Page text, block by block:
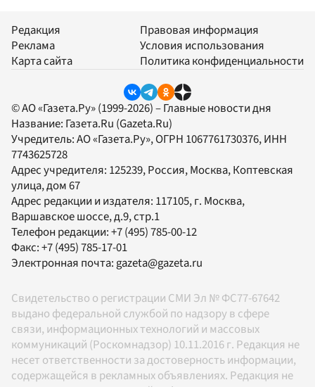
Редакция
Реклама
Карта сайта
Правовая информация
Условия использования
Политика конфиденциальности
© АО «Газета.Ру» (1999-2026) – Главные новости дня
Название: Газета.Ru (Gazeta.Ru)
Учредитель:АО «Газета.Ру», ОГРН 1067761730376, ИНН
7743625728
Адрес учредителя: 125239, Россия, Москва, Коптевская
улица, дом 67
Адрес редакции и издателя: 117105, г. Москва,
Варшавское шоссе, д.9, стр.1
Телефон редакции:+7 (495) 785-00-12
Факс:+7 (495) 785-17-01
Электронная почта: gazeta@gazeta.ru
Свидетельство о регистрации СМИ Эл № ФС77-67642
выдано федеральной службой по надзору в сфере
связи, информационных технологий и массовых
коммуникаций (Роскомнадзор) 10.11.2016 г. Редакция не
несет ответственности за достоверность информации,
содержащейся в рекламных объявлениях. Редакция не